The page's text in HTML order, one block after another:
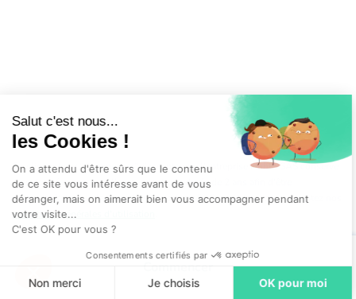
Salut c'est nous...
les Cookies !
On a attendu d'être sûrs que le contenu
de ce site vous intéresse avant de vous
déranger, mais on aimerait bien vous accompagner pendant
votre visite...
C'est OK pour vous ?
Consentements certifiés par
Non merci Je choisis OK pour moi
En cliquant sur “Commencer”, j'accepte que l'entreprise Hublo SAS conserve
mes données personnelles pendant une durée de 2 ans afin d'être
recontacté(e) pour de nouvelles opportunités. Par ailleurs, vous acceptez nos
conditions générales d'utilisation